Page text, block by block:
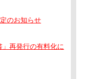
のお知らせ
」再発行の有料化に